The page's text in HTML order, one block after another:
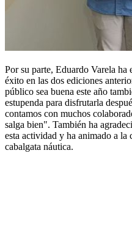
Por su parte, Eduardo Varela
éxito en las dos ediciones
público sea buena este año
estupenda para disfrutarla
contamos con muchos
salga bien". También ha
esta actividad y ha animado a la
cabalgata náutica.